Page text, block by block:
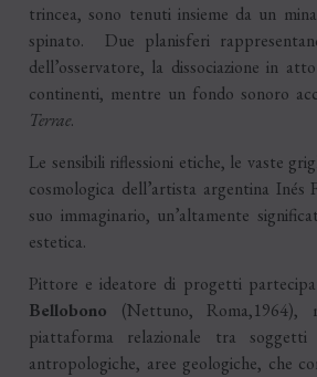
trincea, sono tenuti insieme da un
spinato. Due planisferi
dell’osservatore, la dissociazione in
continenti, mentre un fondo sonoro
Terrae.
Le sensibili riflessioni etiche, le vaste
cosmologica dell’artista argentina
suo immaginario, un’altamente
estetica.
Pittore e ideatore di progetti
Bellobono (Nettuno,
piattaforma relazionale tra soggetti
antropologiche, aree geologiche, che